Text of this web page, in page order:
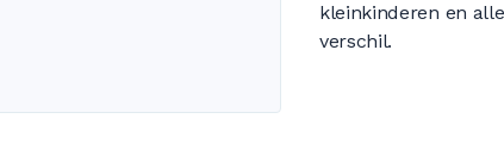
kleinkinderen en
verschil.